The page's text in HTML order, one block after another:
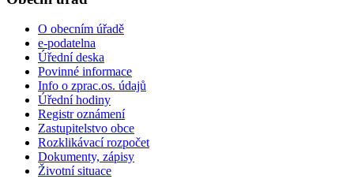
O obecním úřadě
e-podatelna
Úřední deska
Povinné informace
Info o zprac.os. údajů
Úřední hodiny
Registr oznámení
Zastupitelstvo obce
Rozklikávací rozpočet
Dokumenty, zápisy
Životní situace